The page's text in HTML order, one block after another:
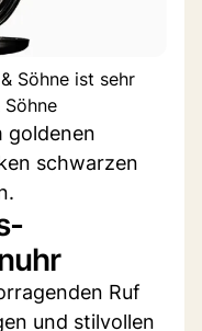
Söhne ist sehr
goldenen
schwarzen
Ruf
und stilvollen